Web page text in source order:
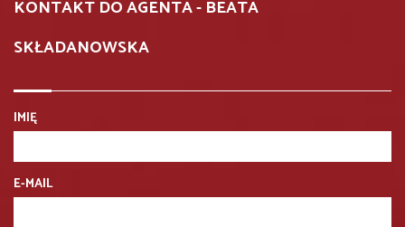
KONTAKT DO AGENTA - BEATA
SKŁADANOWSKA
IMIĘ
E-MAIL